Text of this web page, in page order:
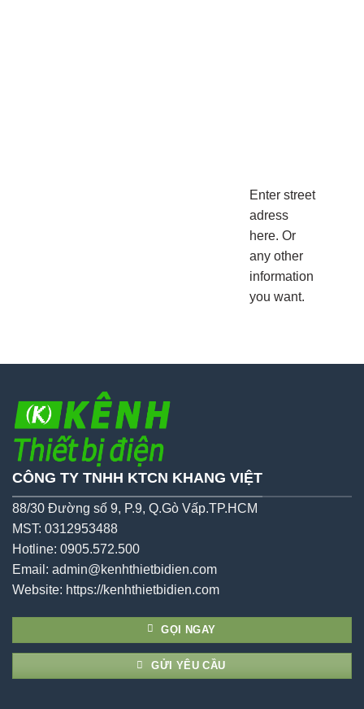
Enter street
adress
here. Or
any other
information
you want.
CÔNG TY TNHH KTCN KHANG VIỆT
88/30 Đường số 9, P.9, Q.Gò Vấp.TP.HCM
MST: 0312953488
Hotline: 0905.572.500
Email: admin@kenhthietbidien.com
Website: https://kenhthietbidien.com
GỌI NGAY
GỬI YÊU CẦU